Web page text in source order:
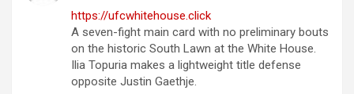
https://ufcwhitehouse.click
A seven-fight main card with no preliminary bouts
on the historic South Lawn at the White House.
Ilia Topuria makes a lightweight title defense
opposite Justin Gaethje.